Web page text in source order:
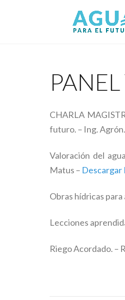
CHARLA
futuro. – Ing.
Valoración del
Matus – Descargar
Obras hídricas
Lecciones
Riego Acordado. –